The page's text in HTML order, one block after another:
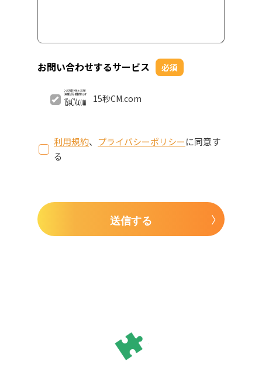
お問い合わせするサービス 必須
15秒CM.com
利用規約、 プライバシーポリシーに同意す
る
送信する